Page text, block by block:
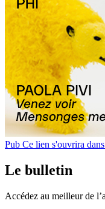
Pub Ce lien s'ouvrira
Le bulletin
Accédez au meilleur de